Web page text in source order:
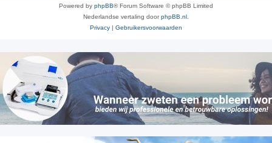
Powered by phpBB® Forum Software © phpBB Limited
Nederlandse vertaling doorphpBB.nl
Privacy | Gebruikersvoorwaarden